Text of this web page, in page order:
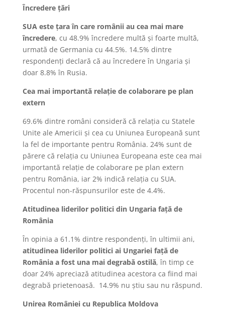
Încredere țări
SUA este țara în care românii au cea mai mare
încredere, cu 48.9% încredere multă și foarte multă,
urmată de Germania cu 44.5%. 14.5% dintre
respondenți declară că au încredere în Ungaria și
doar 8.8% în Rusia.
Cea mai importantă relație de colaborare pe plan
extern
69.6% dintre români consideră că relația cu Statele
Unite ale Americii și cea cu Uniunea Europeană sunt
la fel de importante pentru România. 24% sunt de
părere că relația cu Uniunea Europeana este cea mai
importantă relație de colaborare pe plan extern
pentru România, iar 2% indică relația cu SUA.
Procentul non-răspunsurilor este de 4.4%.
Atitudinea liderilor politici din Ungaria față de
România
În opinia a 61.1% dintre respondenți, în ultimii ani,
atitudinea liderilor politici ai Ungariei față de
România a fost una mai degrabă ostilă, în timp ce
doar 24% apreciază atitudinea acestora ca fiind mai
degrabă prietenoasă. 14.9% nu știu sau nu răspund.
Unirea României cu Republica Moldova